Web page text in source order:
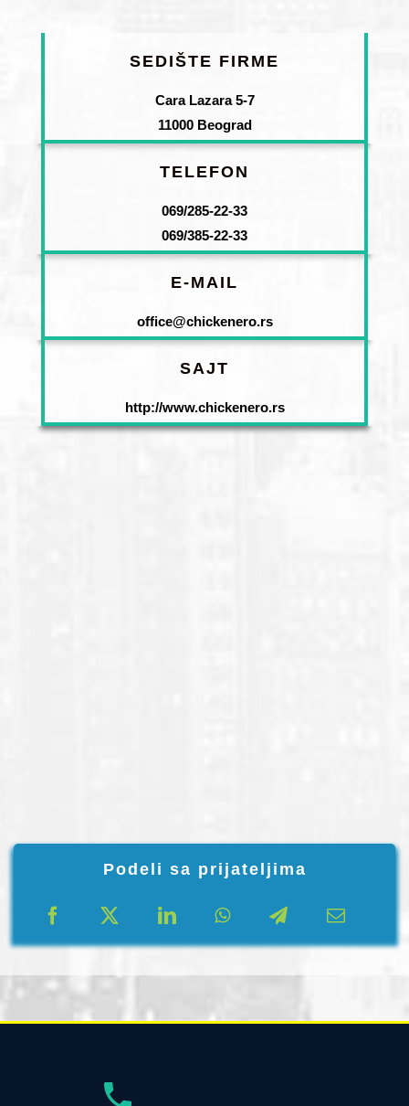
SEDIŠTE FIRME
Cara Lazara 5-7
11000 Beograd
TELEFON
069/285-22-33
069/385-22-33
E-MAIL
office@chickenero.rs
SAJT
http://www.chickenero.rs
Podeli sa prijateljima